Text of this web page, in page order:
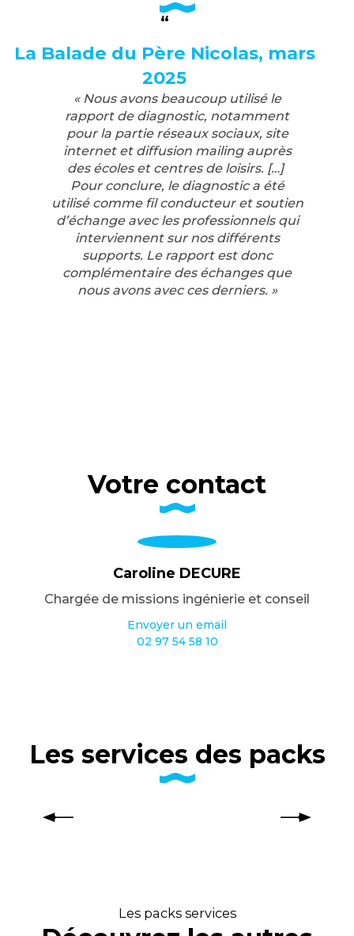
La Balade du Père Nicolas, mars
2025
« Nous avons beaucoup utilisé le
rapport de diagnostic, notamment
pour la partie réseaux sociaux, site
internet et diffusion mailing auprès
des écoles et centres de loisirs. […]
Pour conclure, le diagnostic a été
utilisé comme fil conducteur et soutien
d’échange avec les professionnels qui
interviennent sur nos différents
supports. Le rapport est donc
complémentaire des échanges que
nous avons avec ces derniers. »
Votre contact
Caroline DECURE
Chargée de missions ingénierie et conseil
Envoyer un email
02 97 54 58 10
Les services des packs
Optimisation de votre présence
sur les réseaux sociaux
Les packs services